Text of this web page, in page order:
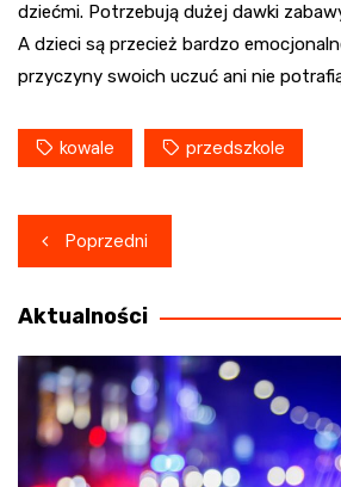
dziećmi. Potrzebują dużej dawki
A dzieci są przecież bardzo
przyczyny swoich uczuć ani nie
kowale przedszkole
Nawigacja
wpisu
Poprzedni
Aktualności